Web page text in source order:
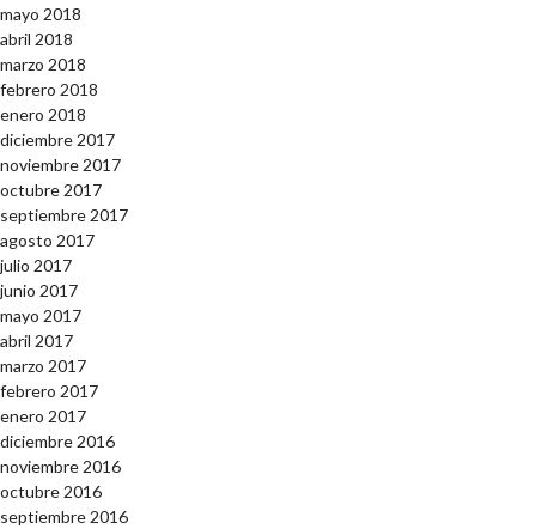
mayo 2018
abril 2018
marzo 2018
febrero 2018
enero 2018
diciembre 2017
noviembre 2017
octubre 2017
septiembre 2017
agosto 2017
julio 2017
junio 2017
mayo 2017
abril 2017
marzo 2017
febrero 2017
enero 2017
diciembre 2016
noviembre 2016
octubre 2016
septiembre 2016